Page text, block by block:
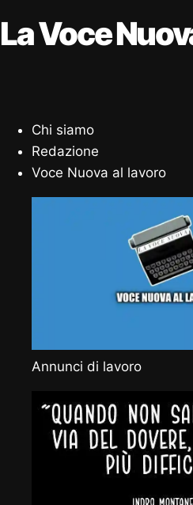
La Voce
Chi siamo
Redazione
Voce Nuova al lavoro
Annunci di lavoro